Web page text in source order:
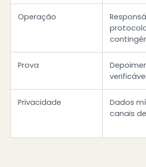
Operação
Prova
Privacidade
Dados
canais